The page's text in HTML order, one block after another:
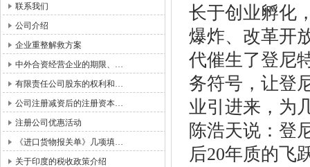
联系我们
公司介绍
企业重整解救方案
中外合资经营企业的期限、…
有限责任公司股东的权利和…
公司注册减资后的注册资本…
注册公司优惠活动
《进口货物报关单》几项填…
关于印度的税收政策介绍
长于创业孵化
爆炸、改革开
代催生了登尼
务符号，让登
业引进来，为
陈浩天说：登
后20年质的飞